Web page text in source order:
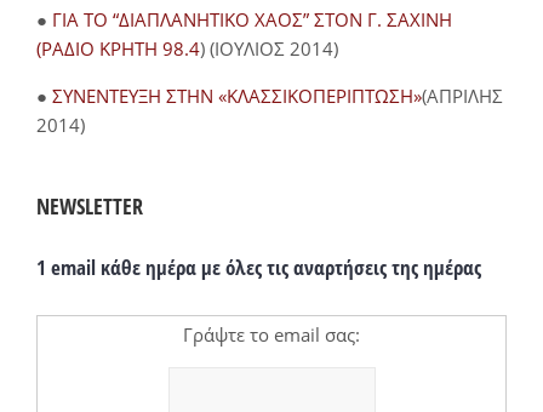
● ΓΙΑ ΤΟ “ΔΙΑΠΛΑΝΗΤΙΚΟ ΧΑΟΣ” ΣΤΟΝ Γ. ΣΑΧΙΝΗ
(ΡΑΔΙΟ ΚΡΗΤΗ 98.4) (ΙΟΥΛΙΟΣ 2014)
● ΣΥΝΕΝΤΕΥΞΗ ΣΤΗΝ «ΚΛΑΣΣΙΚΟΠΕΡΙΠΤΩΣΗ»(ΑΠΡΙΛΗΣ
2014)
NEWSLETTER
1 email κάθε ημέρα με όλες τις αναρτήσεις της ημέρας
Γράψτε το email σας: